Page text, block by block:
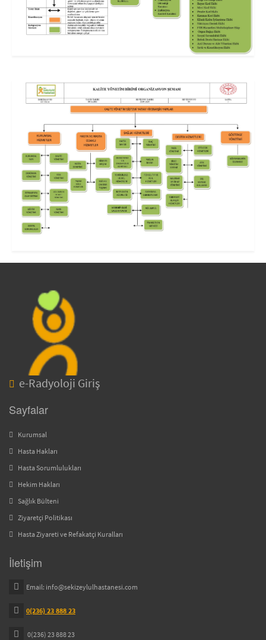
e-Radyoloji Giriş
Sayfalar
Kurumsal
Hasta Hakları
Hasta Sorumlulukları
Hekim Hakları
Sağlık Bülteni
Ziyaretçi Politikası
Hasta Ziyareti ve Refakatçi Kuralları
İletişim
Email: info@sekizeylulhastanesi.com
0(236) 23 888 23
0(236) 23 888 23